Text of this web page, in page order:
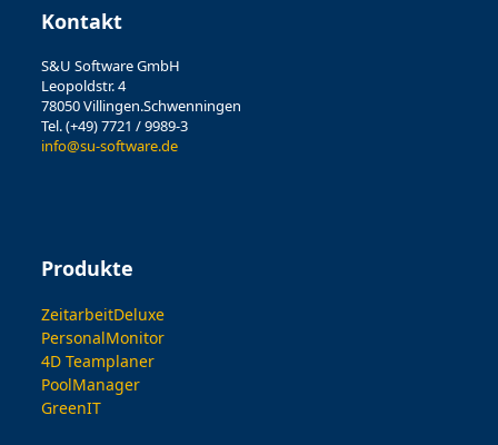
Kontakt
S&U Software GmbH
Leopoldstr. 4
78050 Villingen.Schwenningen
Tel. (+49) 7721 / 9989-3
info@su-software.de
Produkte
ZeitarbeitDeluxe
PersonalMonitor
4D Teamplaner
PoolManager
GreenIT